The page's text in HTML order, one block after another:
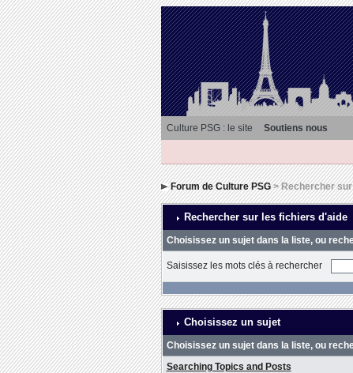
Culture PSG : le site Soutiens nous
Forum de Culture PSG> Rechercher
Rechercher sur les fichiers d'aide
Choisissez un sujet dans la liste, ou
Saisissez les mots clés à rechercher
Choisissez un sujet
Choisissez un sujet dans la liste, ou
Searching Topics and Posts